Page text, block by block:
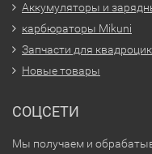
Аккумуляторы и
карбюраторы Mikuni
Запчасти для
Новые товары
СОЦСЕТИ
Мы получаем и